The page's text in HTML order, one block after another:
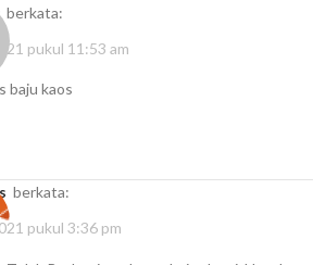
berkata:
pukul 11:53 am
baju kaos
berkata:
pukul 3:36 pm